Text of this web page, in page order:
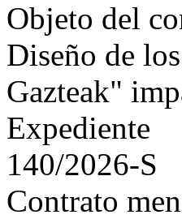
Objeto del
Diseño de
Gazteak"
Expediente
140/2026-S
Contrato